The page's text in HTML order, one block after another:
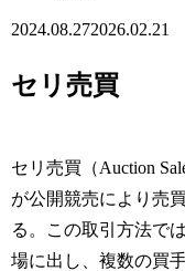
2024.08.272026.02.21
セリ売買
セリ売買（Auction
が公開競売により売
る。この取引方法で
場に出し、複数の買